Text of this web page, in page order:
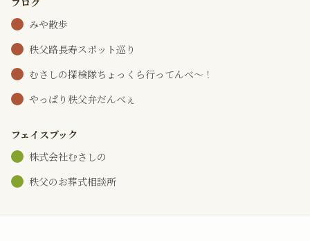
みや散歩
秩父路長寿スポット巡り
むさしの探検隊ちょっくら行ってんべ～！
やっぱり秩父弁だんべぇ
フェイスブック
株式会社むさしの
秩父のお葬式相談所